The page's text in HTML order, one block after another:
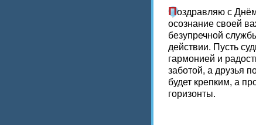
Поздравляю с
осознание своей
безупречной
действии. Пусть
гармонией и
заботой, а друзья
будет крепким, а
горизонты.